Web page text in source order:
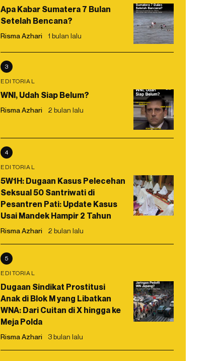
Apa Kabar Sumatera 7 Bulan
Setelah Bencana?
Risma Azhari 1 bulan lalu
3
EDITORIAL
WNI, Udah Siap Belum?
Risma Azhari 2 bulan lalu
4
EDITORIAL
5W1H: Dugaan Kasus Pelecehan
Seksual 50 Santriwati di
Pesantren Pati: Update Kasus
Usai Mandek Hampir 2 Tahun
Risma Azhari 2 bulan lalu
5
EDITORIAL
Dugaan Sindikat Prostitusi
Anak di Blok M yang Libatkan
WNA: Dari Cuitan di X hingga ke
Meja Polda
Risma Azhari 3 bulan lalu